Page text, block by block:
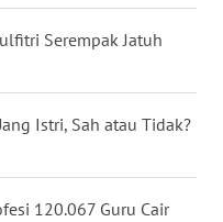
Serempak Jatuh
Istri, Sah atau Tidak?
120.067 Guru Cair